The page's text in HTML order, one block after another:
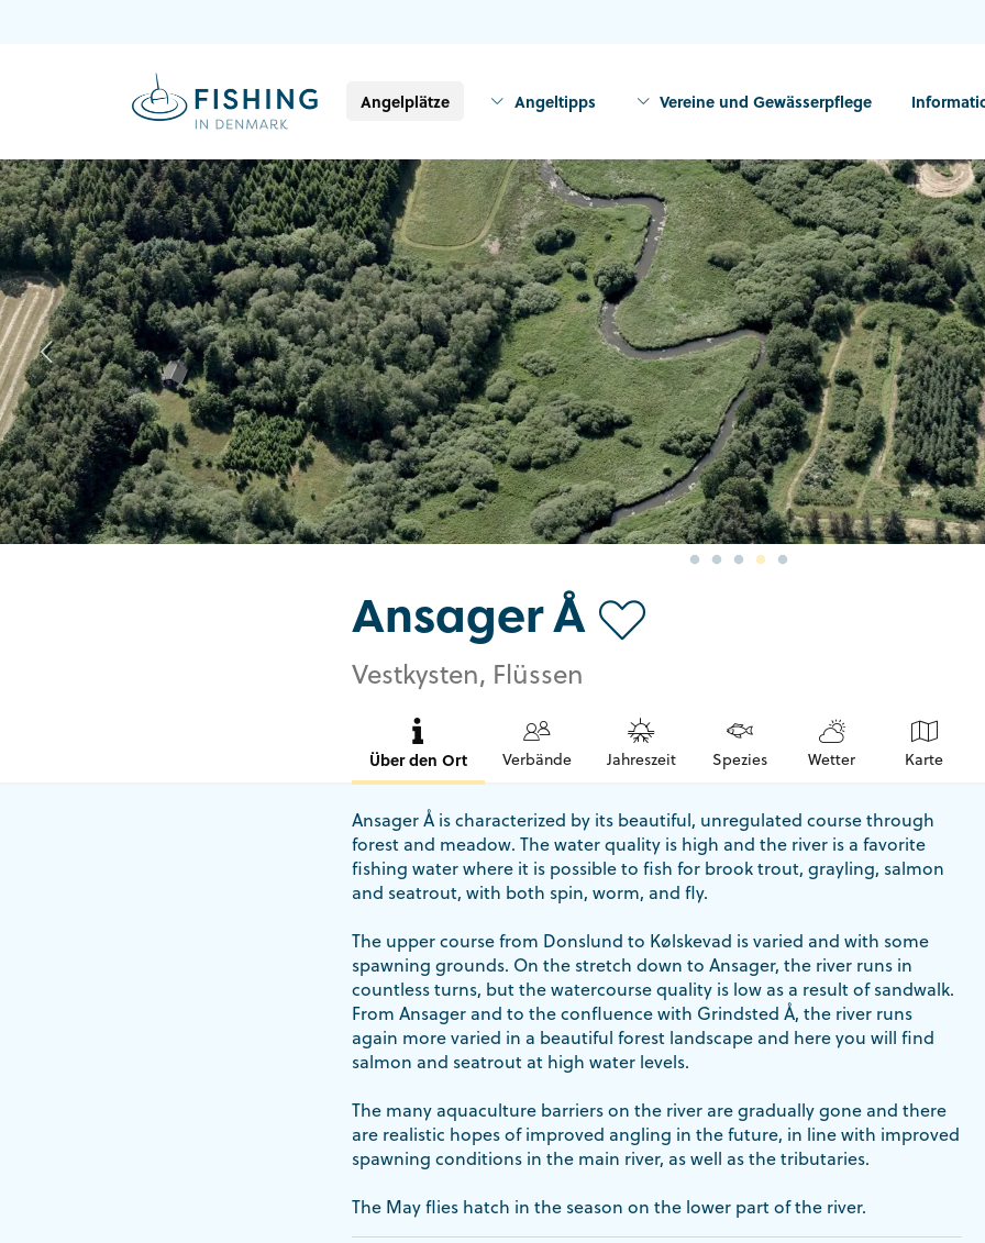
Angelplätze Angeltipps Vereine und Gewässerpflege
Previous
Ansager Å
Vestkysten, Flüssen
Über den Ort Verbände Jahreszeit Spezies Wetter Karte
Ansager Å is characterized by its beautiful, unregulated course through
forest and meadow. The water quality is high and the river is a favorite
fishing water where it is possible to fish for brook trout, grayling, salmon
and seatrout, with both spin, worm, and fly.
The upper course from Donslund to Kølskevad is varied and with some
spawning grounds. On the stretch down to Ansager, the river runs in
countless turns, but the watercourse quality is low as a result of sandwalk.
From Ansager and to the confluence with Grindsted Å, the river runs
again more varied in a beautiful forest landscape and here you will find
salmon and seatrout at high water levels.
The many aquaculture barriers on the river are gradually gone and there
are realistic hopes of improved angling in the future, in line with improved
spawning conditions in the main river, as well as the tributaries.
The May flies hatch in the season on the lower part of the river.